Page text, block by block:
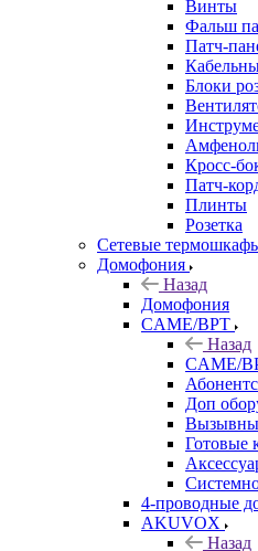
Винты
Фальш
Патч-
Блоки
Кросс-
Патч-
Плинты
Розетка
Сетевые
Домофония
Назад
Домофония
CAME/BPT
Назад
CAME/
Доп
Готовые
4-проводные
AKUVOX
Назад